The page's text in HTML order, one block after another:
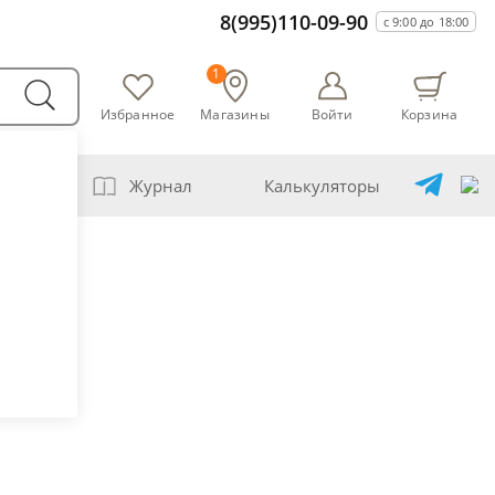
8(995)110-09-90 с 9:00 до 18:00
Избранное Магазины
1
Войти Корзина
Журнал Калькуляторы